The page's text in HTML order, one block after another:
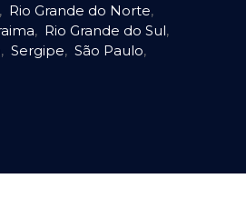
, Rio Grande do Norte,
, Rio Grande do Sul,
, Sergipe, São Paulo,